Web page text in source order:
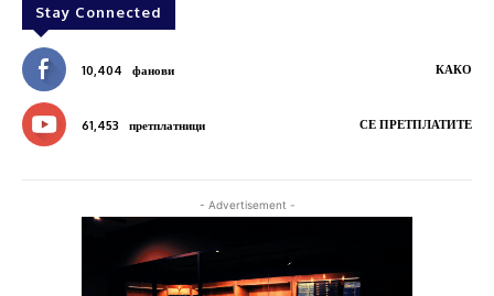
Stay Connected
10,404 фанови КАКО
61,453 претплатници СЕ ПРЕТПЛАТИТЕ
- Advertisement -